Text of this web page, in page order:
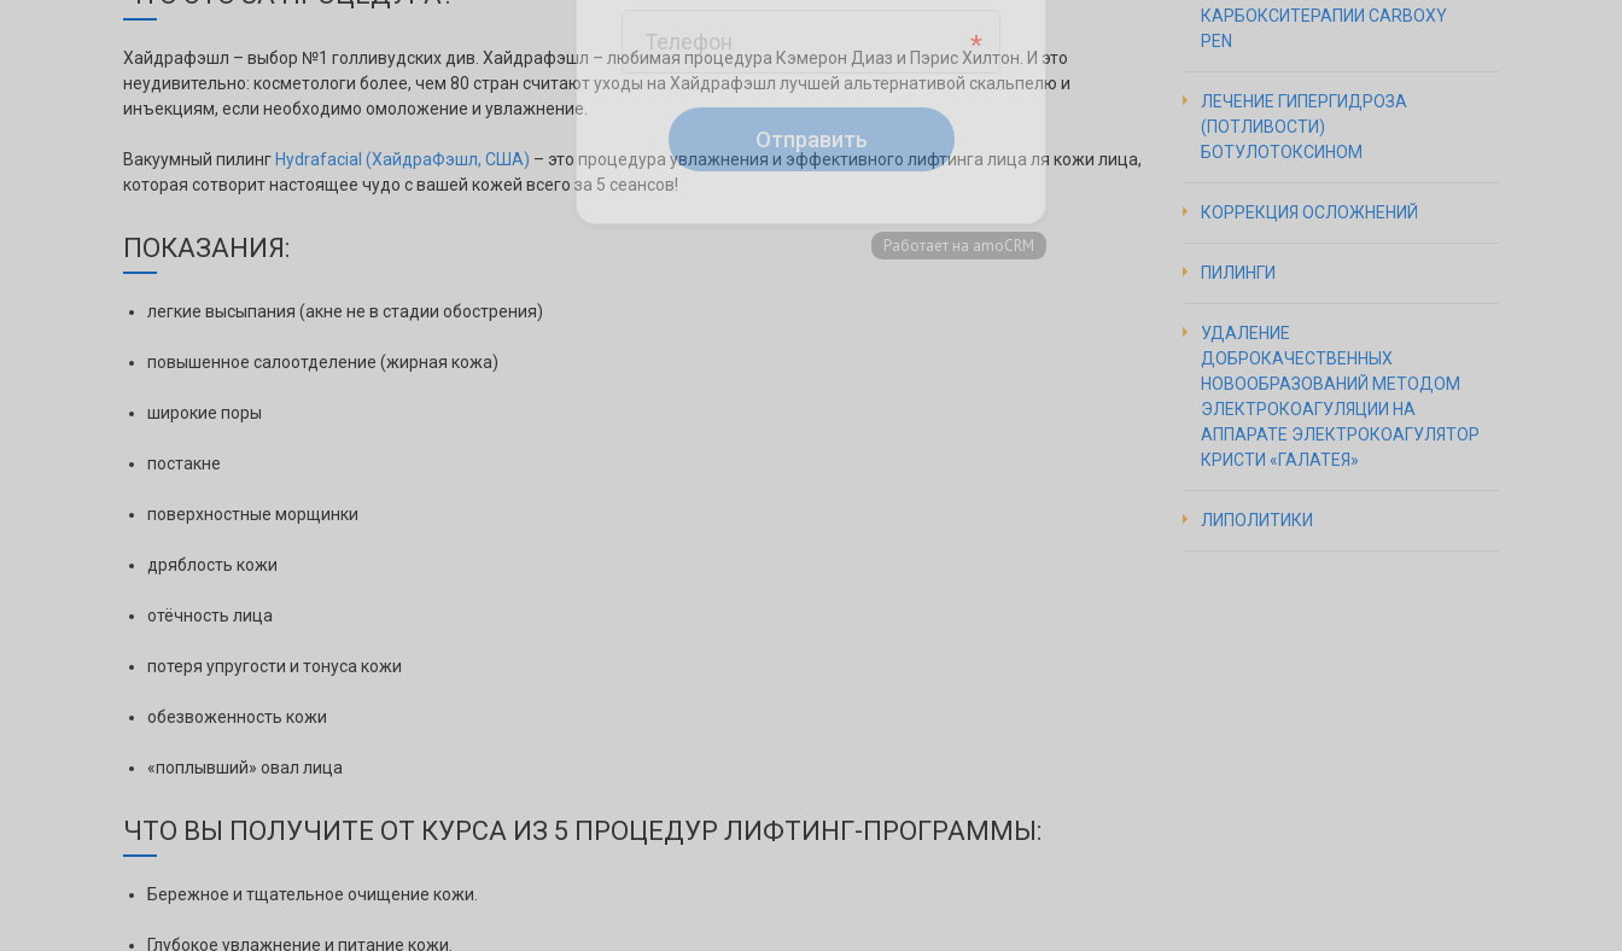
Хайдрафэшл – выбор №1 голливудских див. Хайдрафэшл – любимая процедура Кэмерон Диаз и Пэрис Хилтон. И это
неудивительно: косметологи более, чем 80 стран считают уходы на Хайдрафэшл лучшей альтернативой скальпелю и
инъекциям, если необходимо омоложение и увлажнение.
Вакуумный пилинг Hydrafacial (ХайдраФэшл, США) – это процедура увлажнения и эффективного лифтинга лица ля кожи лица,
которая сотворит настоящее чудо с вашей кожей всего за 5 сеансов!
ПОКАЗАНИЯ:
легкие высыпания (акне не в стадии обострения)
повышенное салоотделение (жирная кожа)
широкие поры
постакне
поверхностные морщинки
дряблость кожи
отёчность лица
потеря упругости и тонуса кожи
обезвоженность кожи
«поплывший» овал лица
ЧТО ВЫ ПОЛУЧИТЕ ОТ КУРСА ИЗ 5 ПРОЦЕДУР ЛИФТИНГ-ПРОГРАММЫ:
Бережное и тщательное очищение кожи.
Глубокое увлажнение и питание кожи.
КАРБОКСИТЕРАПИИ CARBOXY
PEN
ЛЕЧЕНИЕ ГИПЕРГИДРОЗА
(ПОТЛИВОСТИ)
БОТУЛОТОКСИНОМ
КОРРЕКЦИЯ ОСЛОЖНЕНИЙ
ПИЛИНГИ
УДАЛЕНИЕ
ДОБРОКАЧЕСТВЕННЫХ
НОВООБРАЗОВАНИЙ МЕТОДОМ
ЭЛЕКТРОКОАГУЛЯЦИИ НА
АППАРАТЕ ЭЛЕКТРОКОАГУЛЯТОР
КРИСТИ «ГАЛАТЕЯ»
ЛИПОЛИТИКИ